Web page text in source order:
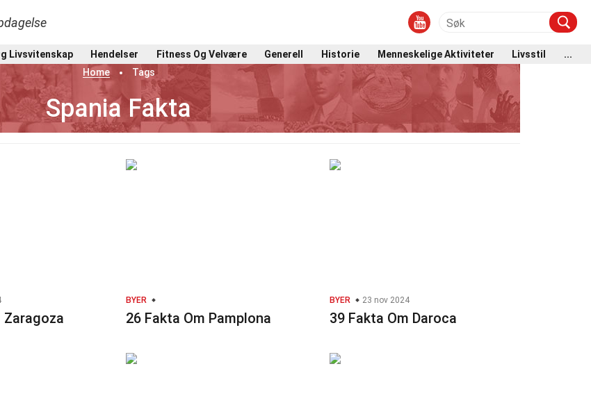
Livsvitenskap Hendelser Fitness Og Velvære Generell Historie Menneskelige Aktiviteter Livsstil
...
Home
Tags
Spania Fakta
Zaragoza
BYER
26 Fakta Om Pamplona
BYER 23 nov 2024
39 Fakta Om Daroca